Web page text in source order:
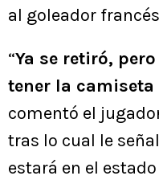
al goleador
“Ya se retiró,
tener la camiseta
comentó el
tras lo cual le
estará en el